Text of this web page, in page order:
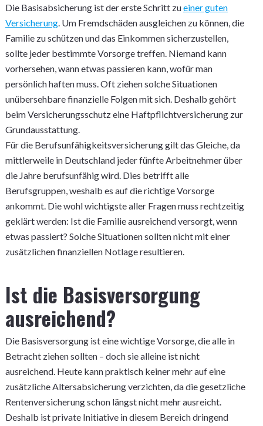
Die Basisabsicherung ist der erste Schritt zueiner guten
Versicherung. Um Fremdschäden ausgleichen zu können, die
Familie zu schützen und das Einkommen sicherzustellen,
sollte jeder bestimmte Vorsorge treffen. Niemand kann
vorhersehen, wann etwas passieren kann, wofür man
persönlich haften muss. Oft ziehen solche Situationen
unübersehbare finanzielle Folgen mit sich. Deshalb gehört
beim Versicherungsschutz eine Haftpflichtversicherung zur
Grundausstattung.
Für die Berufsunfähigkeitsversicherung gilt das Gleiche, da
mittlerweile in Deutschland jeder fünfte Arbeitnehmer über
die Jahre berufsunfähig wird. Dies betrifft alle
Berufsgruppen, weshalb es auf die richtige Vorsorge
ankommt. Die wohl wichtigste aller Fragen muss rechtzeitig
geklärt werden: Ist die Familie ausreichend versorgt, wenn
etwas passiert? Solche Situationen sollten nicht mit einer
zusätzlichen finanziellen Notlage resultieren.
Ist die Basisversorgung
ausreichend?
Die Basisversorgung ist eine wichtige Vorsorge, die alle in
Betracht ziehen sollten – doch sie alleine ist nicht
ausreichend. Heute kann praktisch keiner mehr auf eine
zusätzliche Altersabsicherung verzichten, da die gesetzliche
Rentenversicherung schon längst nicht mehr ausreicht.
Deshalb ist private Initiative in diesem Bereich dringend